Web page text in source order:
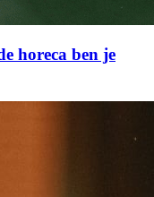
horeca ben je